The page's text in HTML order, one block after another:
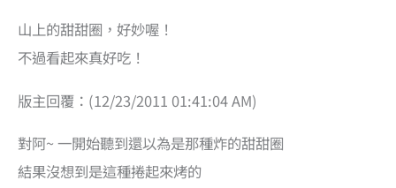
山上的甜甜圈，好妙喔！
不過看起來真好吃！
版主回覆：(12/23/2011 01:41:04 AM)
對阿~ 一開始聽到還以為是那種炸的甜甜圈
結果沒想到是這種捲起來烤的